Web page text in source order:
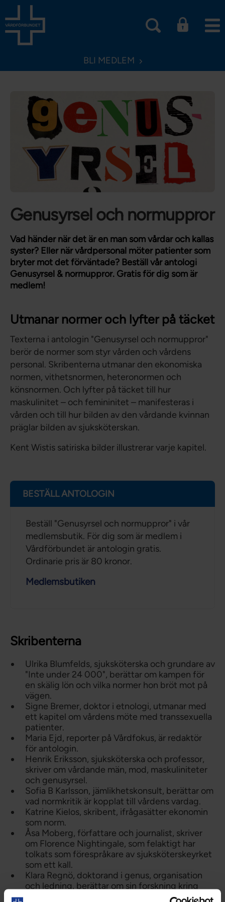
BLI MEDLEM
Genusyrsel och normuppror
Vad händer när det är en man som vårdar och kallas
syster? Eller när vårdpersonal möter patienter som
bryter mot det förväntade? Beställ vår antologi
Genusyrsel & normuppror. Gratis för dig som är
medlem!
Utmanar normer och lyfter på täcket
Texterna i antologin "Genusyrsel och normuppror"
berör de normer som styr vården och vårdens
personal. Skribenterna utmanar den ekonomiska
normen, vithetsnormen, heteronormen och
könsnormen. Och lyfter på täcket till hur
maskulinitet – och femininitet – manifesteras i
vården och till hur bilden av den vårdande kvinnan
präglar bilden av sjuksköterskan.
Kent Wistis satiriska bilder illustrerar varje kapitel.
BESTÄLL ANTOLOGIN
Beställ "Genusyrsel och normuppror" i vår
medlemsbutik. För dig som är medlem i
Vårdförbundet är antologin gratis.
Ordinarie pris är 80 kronor.
Medlemsbutiken
Skribenterna
Ulrika Blumfelds, sjuksköterska och grundare av
"Inte under 24 000", berättar om kampen för
en skälig lön och vilka normer hon bröt mot på
vägen.
Signe Bremer, doktor i etnologi, utmanar med
ett kapitel om vårdens möte med transsexuella
patienter.
Maria Ejd, reporter på Vårdfokus, är redaktör
för antologin.
Henrik Eriksson, sjuksköterska och professor,
skriver om vårdande män, mod, maskuliniteter
och genusyrsel.
Sofia B Karlsson, jämlikhetskonsult, berättar om
vad normkritik är kopplat till vårdens vardag.
Katrine Kielos, skribent, ifrågasätter ekonomin
som norm.
Åsa Moberg, författare och journalist, skriver
om Florence Nightingale, som felaktigt har
tolkats som förespråkare av sjuksköterskeyrket
som ett kall.
Klara Regnö, doktorand i genus, organisation
och ledning, berättar om sin forskning kring